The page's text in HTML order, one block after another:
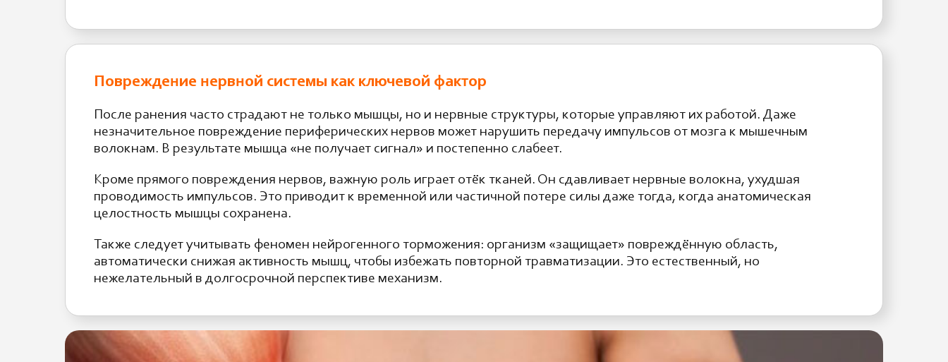
Повреждение нервной системы как ключевой фактор
После ранения часто страдают не только мышцы, но и нервные структуры, которые управляют их работой. Даже
незначительное повреждение периферических нервов может нарушить передачу импульсов от мозга к мышечным
волокнам. В результате мышца «не получает сигнал» и постепенно слабеет.
Кроме прямого повреждения нервов, важную роль играет отёк тканей. Он сдавливает нервные волокна, ухудшая
проводимость импульсов. Это приводит к временной или частичной потере силы даже тогда, когда анатомическая
целостность мышцы сохранена.
Также следует учитывать феномен нейрогенного торможения: организм «защищает» повреждённую область,
автоматически снижая активность мышц, чтобы избежать повторной травматизации. Это естественный, но
нежелательный в долгосрочной перспективе механизм.